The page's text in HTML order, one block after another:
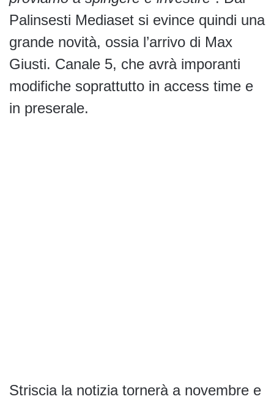
Palinsesti Mediaset si evince quindi una
grande novità, ossia l’arrivo di Max
Giusti. Canale 5, che avrà imporanti
modifiche soprattutto in access time e
in preserale.
Striscia la notizia tornerà a novembre e